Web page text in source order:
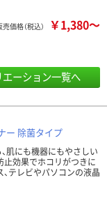
売価格（税込） ￥1,380～
エーション一覧へ
ー 除菌タイプ
肌にも機器にもやさしい
止効果でホコリがつきに
テレビやパソコンの液晶